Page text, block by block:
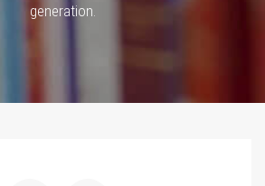
generation.